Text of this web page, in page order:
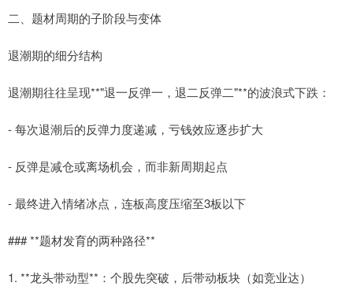
二、题材周期的子阶段与变体
退潮期的细分结构
退潮期往往呈现**"退一反弹一，退二反弹二"**的波浪式下跌：
- 每次退潮后的反弹力度递减，亏钱效应逐步扩大
- 反弹是减仓或离场机会，而非新周期起点
- 最终进入情绪冰点，连板高度压缩至3板以下
### **题材发育的两种路径**
1. **龙头带动型**：个股先突破，后带动板块（如竞业达）